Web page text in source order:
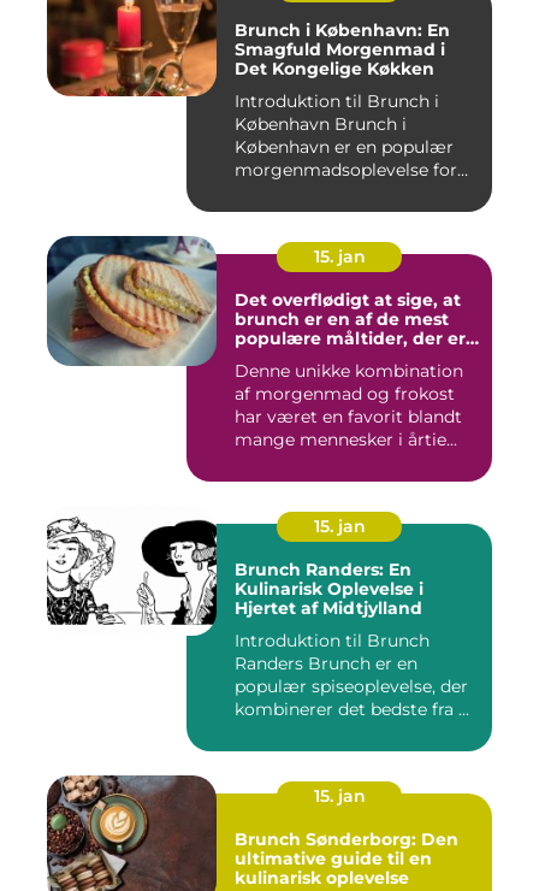
Brunch i København: En
Smagfuld Morgenmad i
Det Kongelige Køkken
Introduktion til Brunch i
København Brunch i
København er en populær
morgenmadsoplevelse for
15. jan
Det overflødigt at sige, at
brunch er en af de mest
populære måltider, der er
Denne unikke kombination
af morgenmad og frokost
har været en favorit blandt
mange mennesker i årtie...
15. jan
Brunch Randers: En
Kulinarisk Oplevelse i
Hjertet af Midtjylland
Introduktion til Brunch
Randers Brunch er en
populær spiseoplevelse, der
kombinerer det bedste fra ...
15. jan
Brunch Sønderborg: Den
ultimative guide til en
kulinarisk oplevelse